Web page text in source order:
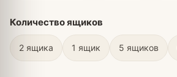
Количество ящиков
2 ящика 1 ящик 5 ящиков